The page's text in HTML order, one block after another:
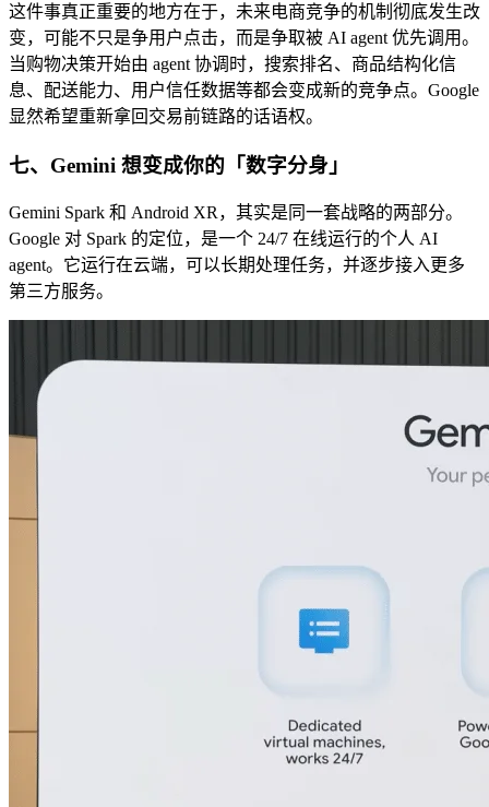
这件事真正重要的地方在于，未来电商竞争的机制彻底发生改
变，可能不只是争用户点击，而是争取被 AI agent 优先调用。
当购物决策开始由 agent 协调时，搜索排名、商品结构化信
息、配送能力、用户信任数据等都会变成新的竞争点。Google
显然希望重新拿回交易前链路的话语权。
七、Gemini 想变成你的「数字分身」
Gemini Spark 和 Android XR，其实是同一套战略的两部分。
Google 对 Spark 的定位，是一个 24/7 在线运行的个人 AI
agent。它运行在云端，可以长期处理任务，并逐步接入更多
第三方服务。